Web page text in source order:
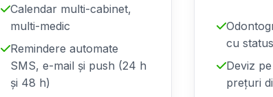
Calendar multi-cabinet,
multi-medic
Remindere automate
SMS, e-mail și push (24 h
și 48 h)
cu
Deviz
prețuri